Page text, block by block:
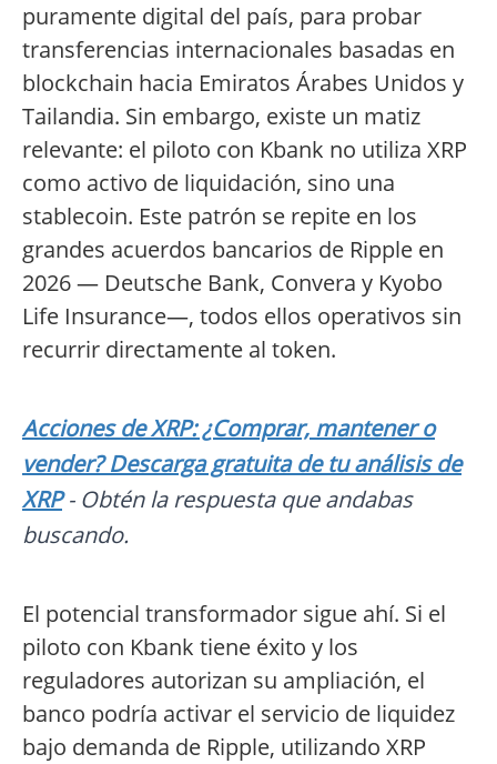
puramente digital del país, para probar
transferencias internacionales basadas en
blockchain hacia Emiratos Árabes Unidos y
Tailandia. Sin embargo, existe un matiz
relevante: el piloto con Kbank no utiliza XRP
como activo de liquidación, sino una
stablecoin. Este patrón se repite en los
grandes acuerdos bancarios de Ripple en
2026 — Deutsche Bank, Convera y Kyobo
Life Insurance—, todos ellos operativos sin
recurrir directamente al token.
Acciones de XRP: ¿Comprar, mantener o
vender? Descarga gratuita de tu análisis de
XRP- Obtén la respuesta que andabas
buscando.
El potencial transformador sigue ahí. Si el
piloto con Kbank tiene éxito y los
reguladores autorizan su ampliación, el
banco podría activar el servicio de liquidez
bajo demanda de Ripple, utilizando XRP